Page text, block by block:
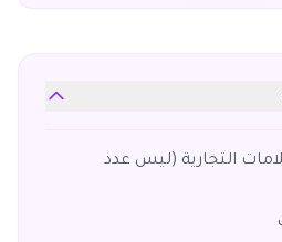
التجارية (ليس عدد